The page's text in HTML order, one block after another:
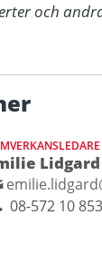
och
Lidgard
08-572 10 853